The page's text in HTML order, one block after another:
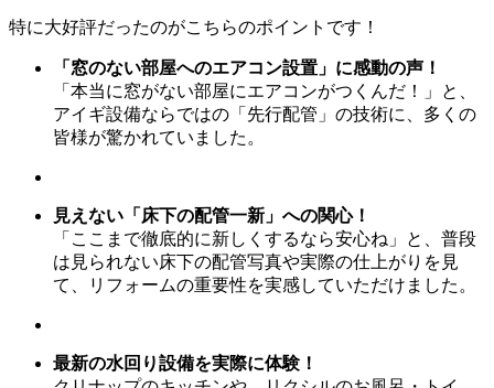
特に大好評だったのがこちらのポイントです！
「窓のない部屋へのエアコン設置」に感動の声！
「本当に窓がない部屋にエアコンがつくんだ！」と、
アイギ設備ならではの「先行配管」の技術に、多くの
皆様が驚かれていました。
見えない「床下の配管一新」への関心！
「ここまで徹底的に新しくするなら安心ね」と、普段
は見られない床下の配管写真や実際の仕上がりを見
て、リフォームの重要性を実感していただけました。
最新の水回り設備を実際に体験！